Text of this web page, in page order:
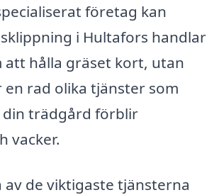
företag kan
i Hultafors handlar
att hålla gräset kort, utan
rad olika tjänster som
trädgård förblir
vacker.
av de viktigaste tjänsterna